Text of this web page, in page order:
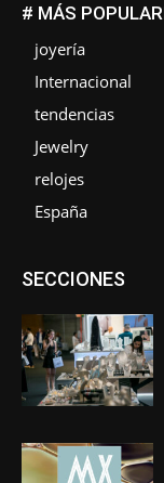
# MÁS
joyería
Internacional
tendencias
Jewelry
relojes
España
SECCIONES
Entrevistas
Mundo